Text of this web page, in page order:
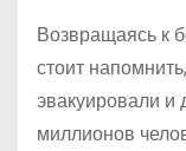
Возвращаясь к
стоит
эвакуировали и
миллионов